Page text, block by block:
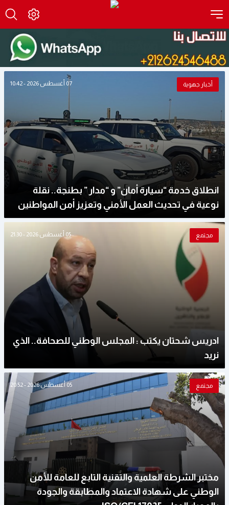
أخبار جهوية 07 أغسطس 2026 - 10:42
انطلاق خدمة “سيارة أمان” و “مدار ” بطنجة.. نقلة
نوعية في تحديث العمل الأمني وتعزيز أمن المواطنين
مجتمع 05 أغسطس 2026 - 21:30
ادريس شحتان يكتب : المجلس الوطني للصحافة.. الذي
نريد
مجتمع 05 أغسطس 2026 - 20:52
مختبر الشرطة العلمية والتقنية التابع للعامة للأمن
الوطني على شهادة الاعتماد والمطابقة والجودة